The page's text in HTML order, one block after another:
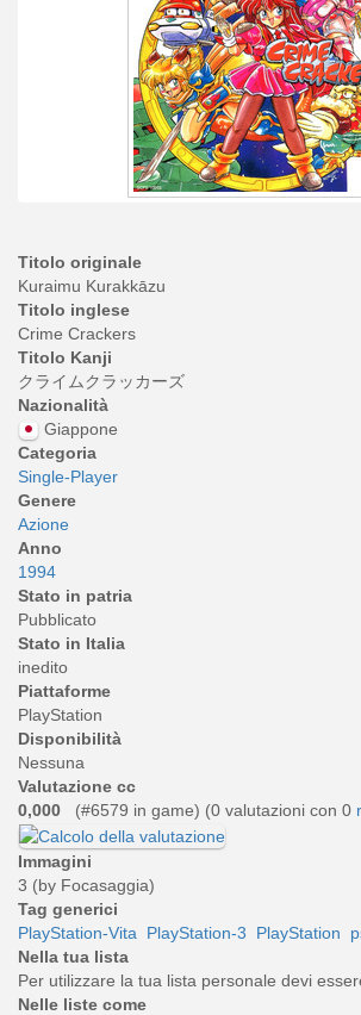
Titolo originale
Kuraimu Kurakkāzu
Titolo inglese
Crime Crackers
Titolo Kanji
クライムクラッカーズ
Nazionalità
Giappone
Categoria
Single-Player
Genere
Azione
Anno
1994
Stato in patria
Pubblicato
Stato in Italia
inedito
Piattaforme
PlayStation
Disponibilità
Nessuna
Valutazione cc
0,000
(#6579 in game) (0 valutazioni con 0
Immagini
3 (by Focasaggia)
Tag generici
PlayStation-Vita
PlayStation-3 PlayStation
Nella tua lista
Per utilizzare la tua lista personale devi
Nelle liste come